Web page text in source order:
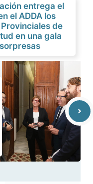
entrega el
el ADDA los
de
en una gala